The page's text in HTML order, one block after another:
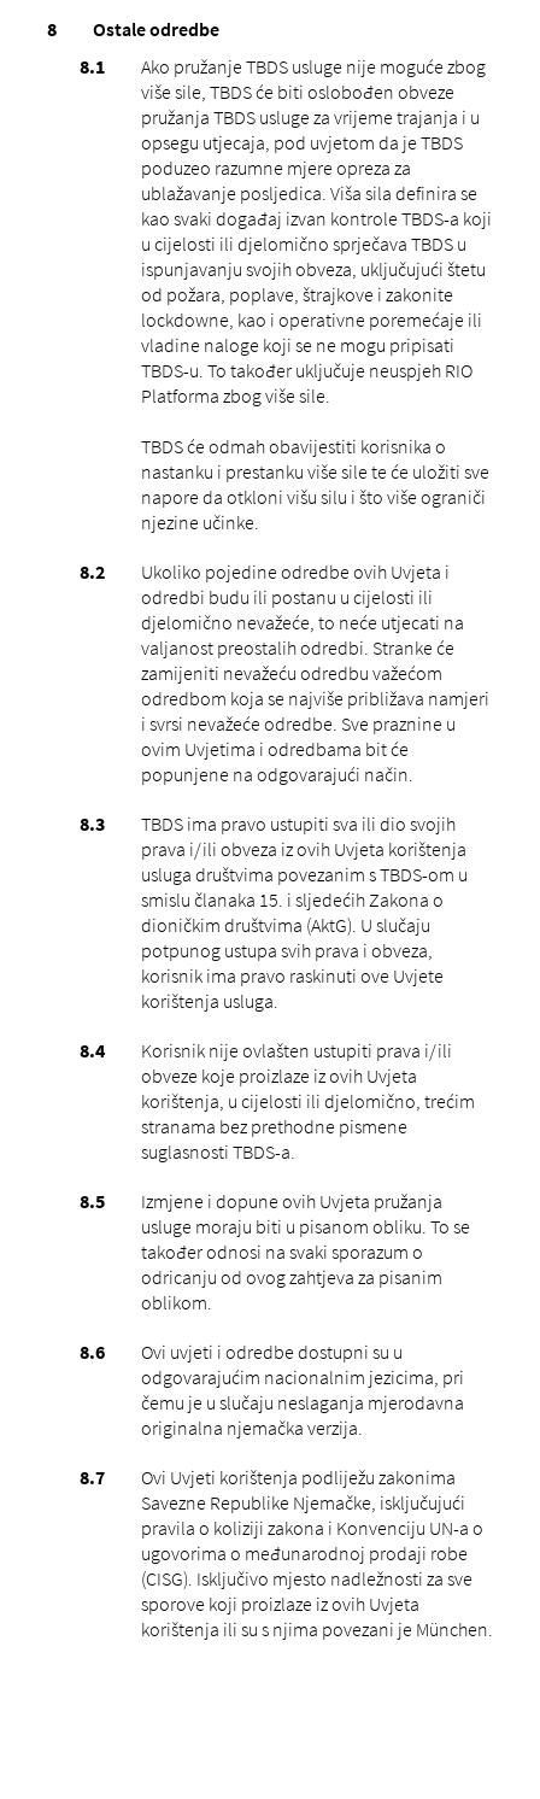
Ostale odredbe
Ako pružanje TBDS usluge nije moguće zbog
više sile, TBDS će biti oslobođen obveze
pružanja TBDS usluge za vrijeme trajanja i u
opsegu utjecaja, pod uvjetom da je TBDS
poduzeo razumne mjere opreza za
ublažavanje posljedica. Viša sila definira se
kao svaki događaj izvan kontrole TBDS-a koji
u cijelosti ili djelomično sprječava TBDS u
ispunjavanju svojih obveza, uključujući štetu
od požara, poplave, štrajkove i zakonite
lockdowne, kao i operativne poremećaje ili
vladine naloge koji se ne mogu pripisati
TBDS-u. To također uključuje neuspjeh RIO
Platforma zbog više sile.
TBDS će odmah obavijestiti korisnika o
nastanku i prestanku više sile te će uložiti sve
napore da otkloni višu silu i što više ograniči
njezine učinke.
Ukoliko pojedine odredbe ovih Uvjeta i
odredbi budu ili postanu u cijelosti ili
djelomično nevažeće, to neće utjecati na
valjanost preostalih odredbi. Stranke će
zamijeniti nevažeću odredbu važećom
odredbom koja se najviše približava namjeri
i svrsi nevažeće odredbe. Sve praznine u
ovim Uvjetima i odredbama bit će
popunjene na odgovarajući način.
TBDS ima pravo ustupiti sva ili dio svojih
prava i/ili obveza iz ovih Uvjeta korištenja
usluga društvima povezanim s TBDS-om u
smislu članaka 15. i sljedećih Zakona o
dioničkim društvima (AktG). U slučaju
potpunog ustupa svih prava i obveza,
korisnik ima pravo raskinuti ove Uvjete
korištenja usluga.
Korisnik nije ovlašten ustupiti prava i/ili
obveze koje proizlaze iz ovih Uvjeta
korištenja, u cijelosti ili djelomično, trećim
stranama bez prethodne pismene
suglasnosti TBDS-a.
Izmjene i dopune ovih Uvjeta pružanja
usluge moraju biti u pisanom obliku. To se
također odnosi na svaki sporazum o
odricanju od ovog zahtjeva za pisanim
oblikom.
Ovi uvjeti i odredbe dostupni su u
odgovarajućim nacionalnim jezicima, pri
čemu je u slučaju neslaganja mjerodavna
originalna njemačka verzija.
Ovi Uvjeti korištenja podliježu zakonima
Savezne Republike Njemačke, isključujući
pravila o koliziji zakona i Konvenciju UN-a o
ugovorima o međunarodnoj prodaji robe
(CISG). Isključivo mjesto nadležnosti za sve
sporove koji proizlaze iz ovih Uvjeta
korištenja ili su s njima povezani je München.